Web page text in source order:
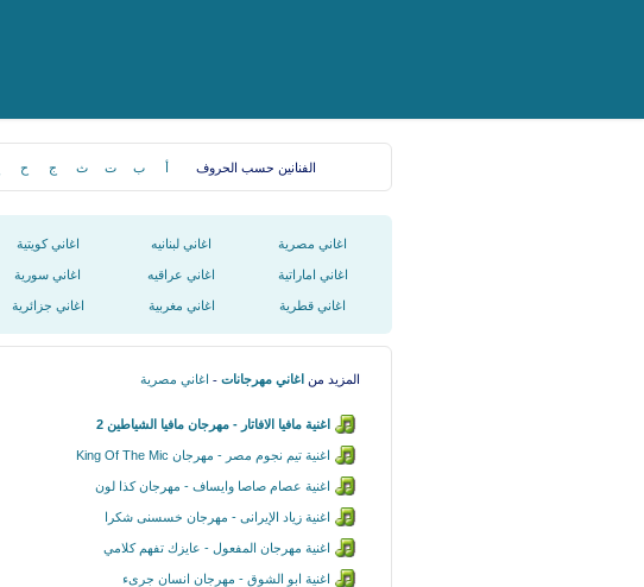
الفنانين حسب الحروف أ ب ت ث ج ح
اغاني مصرية اغاني لبنانيه اغاني كويتية
اغاني اماراتية اغاني عراقيه اغاني سورية
اغاني قطرية اغاني مغربية اغاني جزائرية
المزيد من اغاني مهرجانات - اغاني مصرية
اغنية مافيا الافاتار - مهرجان مافيا الشياطين 2
اغنية تيم نجوم مصر - مهرجان King Of The Mic
اغنية عصام صاصا وايساف - مهرجان كذا لون
اغنية زياد الإيرانى - مهرجان خسسنى شكرا
اغنية مهرجان المفعول - عايزك تفهم كلامي
اغنية ابو الشوق - مهرجان انسان جرىء